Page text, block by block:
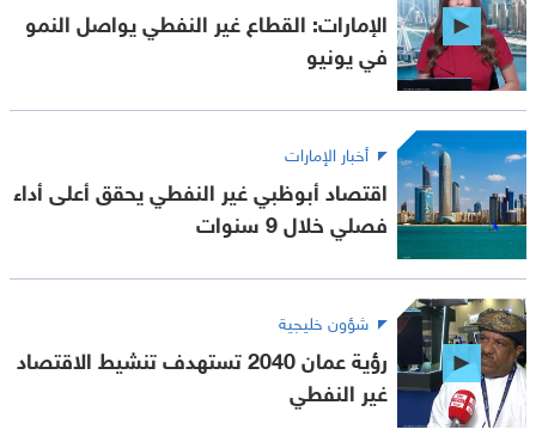
الإمارات: القطاع غير النفطي يواصل النمو
في يونيو
أخبار الإمارات
اقتصاد أبوظبي غير النفطي يحقق أعلى أداء
فصلي خلال 9 سنوات
شؤون خليجية
رؤية عمان 2040 تستهدف تنشيط الاقتصاد
غير النفطي